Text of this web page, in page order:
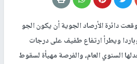
دائرة الأرصاد الجوية أن يكون الجو
وباردا ويطرأ ارتفاع طفيف على درجات
السنوي العام، والفرصة مهيأة لسقوط